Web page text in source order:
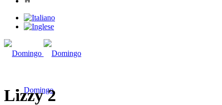
Domingo
Lizzy 2